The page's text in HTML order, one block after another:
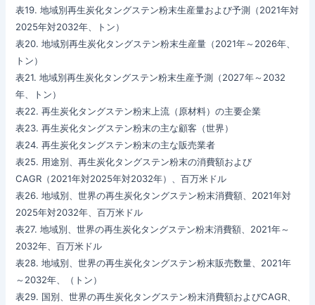
表19. 地域別再生炭化タングステン粉末生産量および予測（2021年対
2025年対2032年、トン）
表20. 地域別再生炭化タングステン粉末生産量（2021年～2026年、
トン）
表21. 地域別再生炭化タングステン粉末生産予測（2027年～2032
年、トン）
表22. 再生炭化タングステン粉末上流（原材料）の主要企業
表23. 再生炭化タングステン粉末の主な顧客（世界）
表24. 再生炭化タングステン粉末の主な販売業者
表25. 用途別、再生炭化タングステン粉末の消費額および
CAGR（2021年対2025年対2032年）、百万米ドル
表26. 地域別、世界の再生炭化タングステン粉末消費額、2021年対
2025年対2032年、百万米ドル
表27. 地域別、世界の再生炭化タングステン粉末消費額、2021年～
2032年、百万米ドル
表28. 地域別、世界の再生炭化タングステン粉末販売数量、2021年
～2032年、（トン）
表29. 国別、世界の再生炭化タングステン粉末消費額およびCAGR、